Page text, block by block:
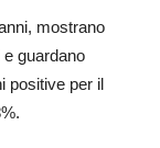
mostrano
guardano
positive per il